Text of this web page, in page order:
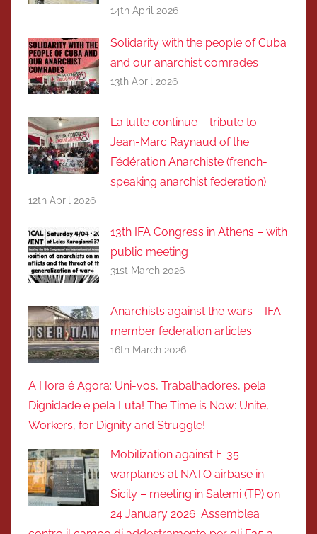
14th April 2026
Solidarity with the people of Cuba
and our anarchist comrades
13th April 2026
La lutte continue – tribute to
Jean-Marc Raynaud of the
Fédération Anarchiste (french-
speaking anarchist federation)
12th April 2026
13th IFA Congress in Athens – with
public meeting
31st March 2026
Anarchists against the wars – IFA
member federation articles
16th March 2026
A Hora é Agora: Uni-vos, Trabalhadores, pela
Dignidade e pela Luta! The Time is Now: Unite,
Workers, for Dignity and Struggle!
Mobilization against F-35
warplanes at NATO airbase in
Sicily – meeting in Salemi (TP) on
24 January 2026. Assemblea